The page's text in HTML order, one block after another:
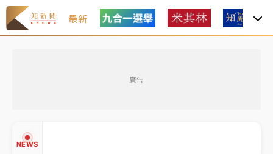
最新
廣告
NEWS
中信慈善基金會想增加董事人數！辜仲諒向法院聲請遭
駁 理由曝光